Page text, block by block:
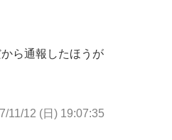
ら通報したほうが
11/12 (日) 19:07:35